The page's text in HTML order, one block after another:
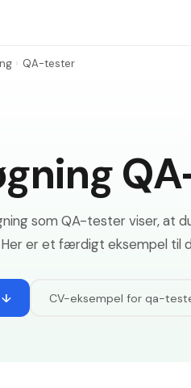
› QA-tester
som QA-tester viser, at
er et færdigt eksempel til
↓ CV-eksempel for qa-